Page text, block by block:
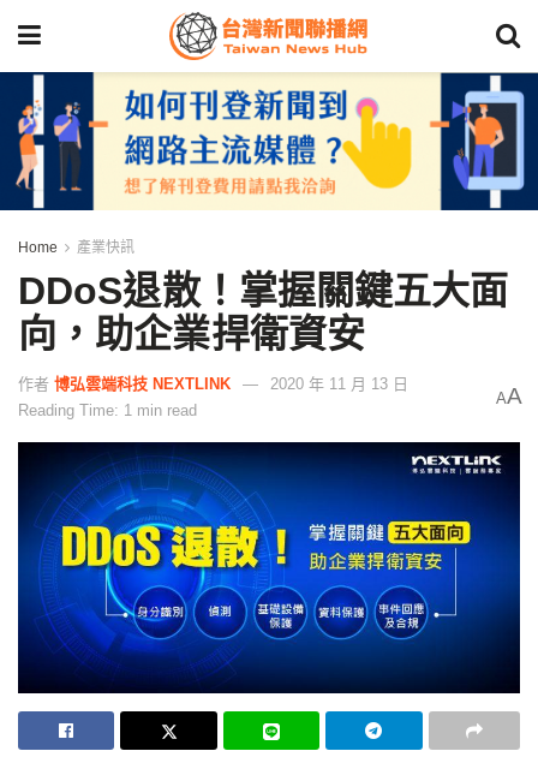
Home 產業快訊
DDoS退散！掌握關鍵五大面
向，助企業捍衛資安
作者 博弘雲端科技 NEXTLINK
2020 年 11 月 13 日
Reading Time: 1 min read
AA